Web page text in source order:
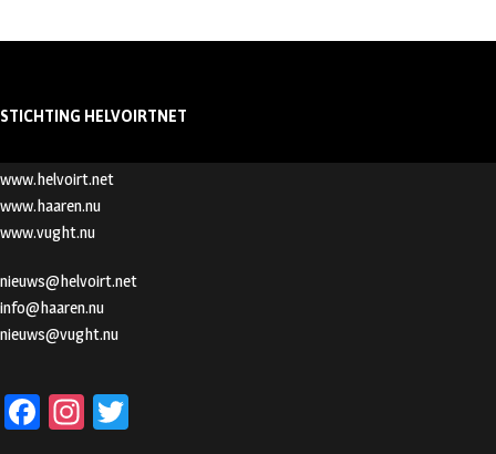
STICHTING HELVOIRTNET
www.helvoirt.net
www.haaren.nu
www.vught.nu
nieuws@helvoirt.net
info@haaren.nu
nieuws@vught.nu
Fa In